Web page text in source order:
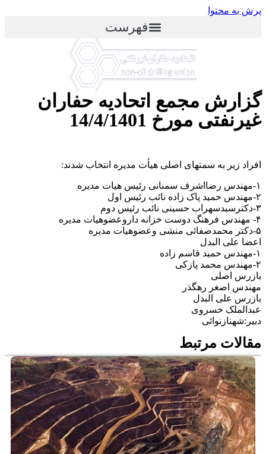
پرش به محتوا
فهرست
گزارش مجمع اتحادیه حفاران
غیرنفتی مورخ 14/4/1401
افراد زیر به سمتهای اصلی هیأت مدیره انتخاب شدند:
۱-مهندس رضااشرف سمنانی رئیس هیات مدیره
۲-مهندس حمید پاک زاده نائب رئیس اول
۳-دکترسیدسهراب حسینی نائب رئیس دوم
۴- مهندس فرهنگ دوست خزانه داروعضوهیات مدیره
۵-دکتر محمدصفائی منشی وعضوهیات مدیره
اعضا علی البدل
۱-مهندس حمید قاسم زاده
۲-مهندس محمد پازکی
بازرس اصلی
مهندس اصغر رهگذر
بازرس علی البدل
عبدالملک خسروی
دبیر:شهنازنوائی
مقالات مرتبط